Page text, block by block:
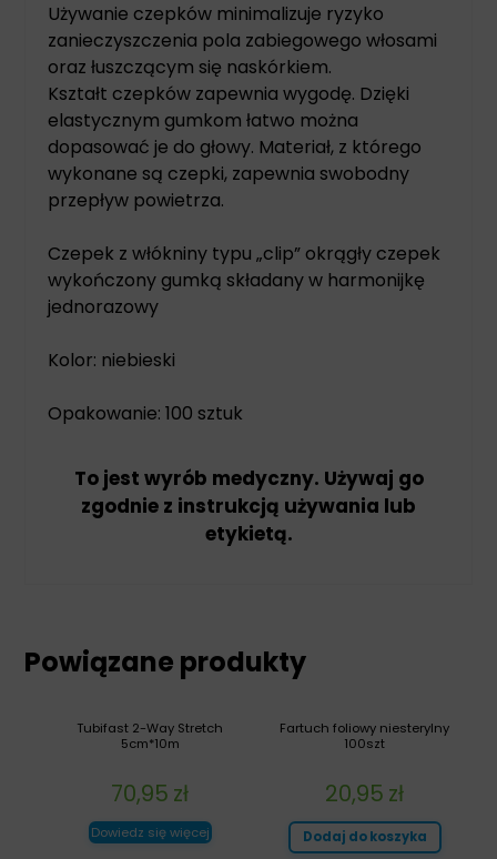
Używanie czepków minimalizuje ryzyko
zanieczyszczenia pola zabiegowego włosami
oraz łuszczącym się naskórkiem.
Kształt czepków zapewnia wygodę. Dzięki
elastycznym gumkom łatwo można
dopasować je do głowy. Materiał, z którego
wykonane są czepki, zapewnia swobodny
przepływ powietrza.
Czepek z włókniny typu „clip” okrągły czepek
wykończony gumką składany w harmonijkę
jednorazowy
Kolor: niebieski
Opakowanie: 100 sztuk
To jest wyrób medyczny. Używaj go
zgodnie z instrukcją używania lub
etykietą.
Powiązane produkty
Fartuch foliowy niesterylny
100szt
20,95 zł
Dodaj do koszyka
Tubifast 2-Way Stretch
5cm*10m
70,95 zł
Dowiedz się więcej